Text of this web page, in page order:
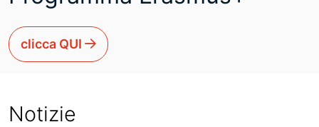
clicca QUI
Notizie